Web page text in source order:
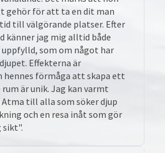
gehör för att ta en dit man
till välgörande platser. Efter
känner jag mig alltid både
uppfylld, som om något har
Effekterna är
hennes förmåga att skapa ett
är unik. Jag kan varmt
till alla som söker djup
och en resa inåt som gör
sikt".